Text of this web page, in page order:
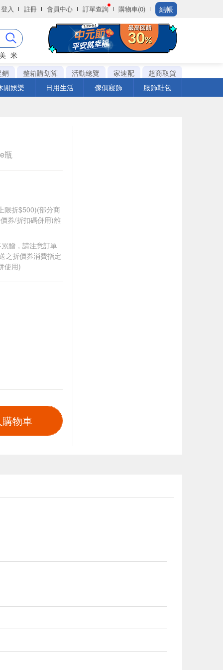
登入 註冊 會員中心 訂單查詢 購物車(0) 結帳
米
銷
整箱購划算 活動總覽 家速配
超商取貨
閒娛樂
日用生活 傢俱寢飾 服飾鞋包
瓶
限折$500)(部分商
券/折扣碼併用)離
贈，請注意訂單
之折價券消費指定
使用)
物車